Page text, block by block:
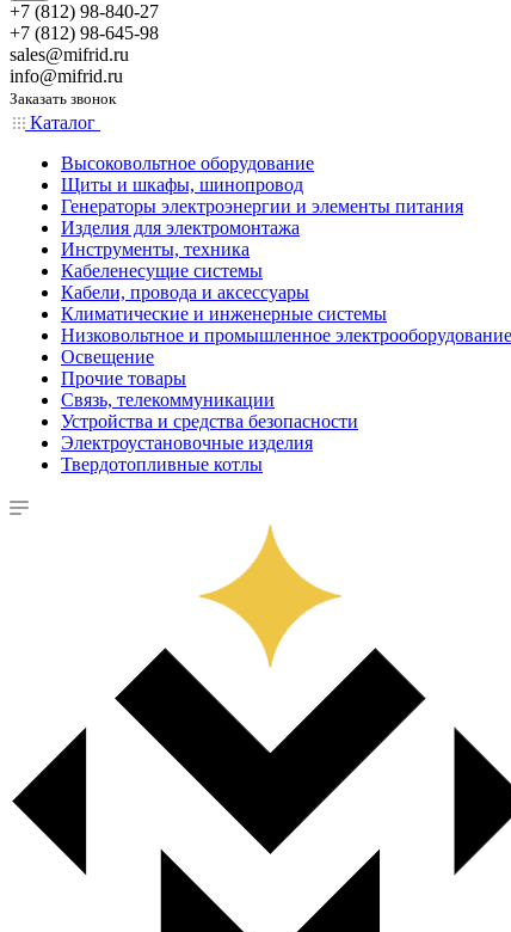
+7 (812) 98-840-27
+7 (812) 98-645-98
sales@mifrid.ru
info@mifrid.ru
Заказать звонок
Каталог
Высоковольтное оборудование
Щиты и шкафы, шинопровод
Генераторы электроэнергии и элементы питания
Изделия для электромонтажа
Инструменты, техника
Кабеленесущие системы
Кабели, провода и аксессуары
Климатические и инженерные системы
Низковольтное и промышленное электрооборудование
Освещение
Прочие товары
Связь, телекоммуникации
Устройства и средства безопасности
Электроустановочные изделия
Твердотопливные котлы